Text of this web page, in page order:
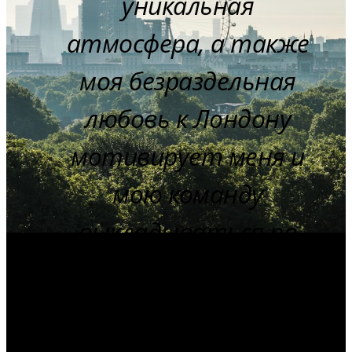
атмосфера, а также
моя безраздельная
любовь к Лондону
мотивирует меня и
мою команду
выкладываться по